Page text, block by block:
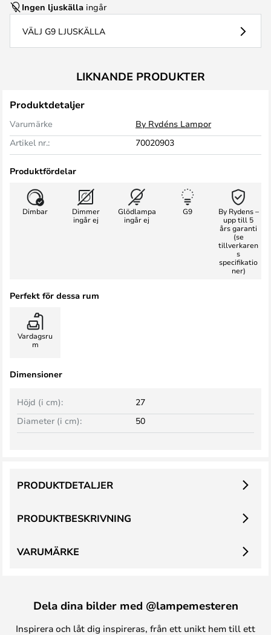
Ingen ljuskälla ingår
VÄLJ G9 LJUSKÄLLA
LIKNANDE PRODUKTER
Produktdetaljer
Varumärke
By Rydéns Lampor
Artikel nr.:
70020903
Produktfördelar
Dimbar
Dimmer
ingår ej
Glödlampa
ingår ej
G9
By Rydens –
upp till 5
års garanti
(se
tillverkaren
s
specifikatio
ner)
Perfekt för dessa rum
Vardagsru
m
Dimensioner
Höjd (i cm):
27
Diameter (i cm):
50
PRODUKTBESKRIVNING
PRODUKTDETALJER
VARUMÄRKE
Dela dina bilder med @lampemesteren
Inspirera och låt dig inspireras, från ett unikt hem till ett